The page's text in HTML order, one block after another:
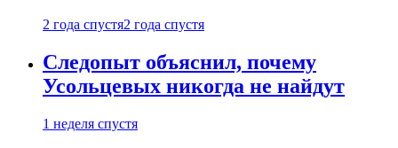
2 года спустя2 года спустя
Следопыт объяснил, почему
Усольцевых никогда не найдут
1 неделя спустя